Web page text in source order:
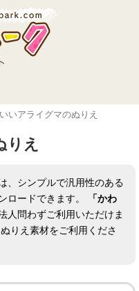
いアライグマのぬりえ
りえ
、シンプルで汎用性のある
ロードできます。
「かわ
人問わずご利用いただけま
りえ素材をご利用くださ